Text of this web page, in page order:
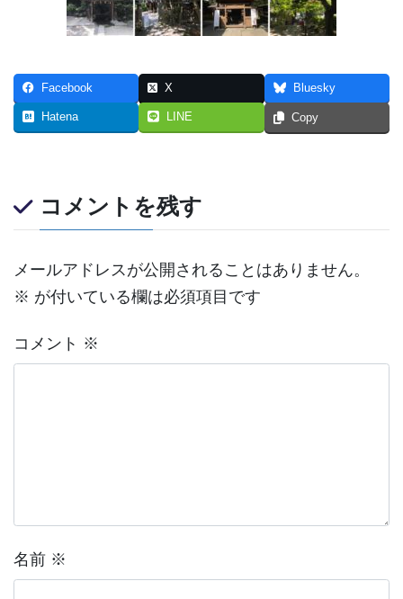
Facebook X Bluesky
Hatena LINE Copy
コメントを残す
メールアドレスが公開されることはありません。
※ が付いている欄は必須項目です
コメント ※
名前 ※